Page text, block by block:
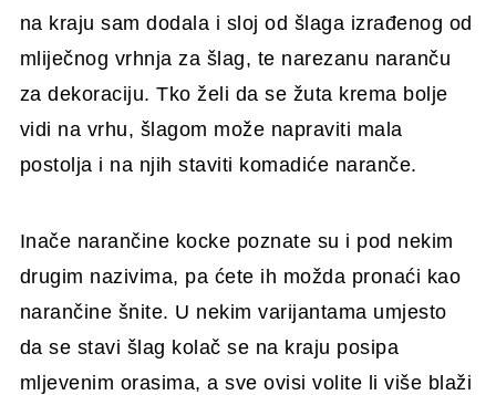
na kraju sam dodala i sloj od šlaga izrađenog od
mliječnog vrhnja za šlag, te narezanu naranču
za dekoraciju. Tko želi da se žuta krema bolje
vidi na vrhu, šlagom može napraviti mala
postolja i na njih staviti komadiće naranče.
Inače narančine kocke poznate su i pod nekim
drugim nazivima, pa ćete ih možda pronaći kao
narančine šnite. U nekim varijantama umjesto
da se stavi šlag kolač se na kraju posipa
mljevenim orasima, a sve ovisi volite li više blaži